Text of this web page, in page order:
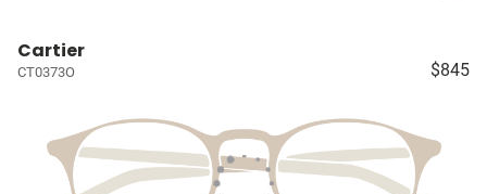
Cartier
CT0373O $845